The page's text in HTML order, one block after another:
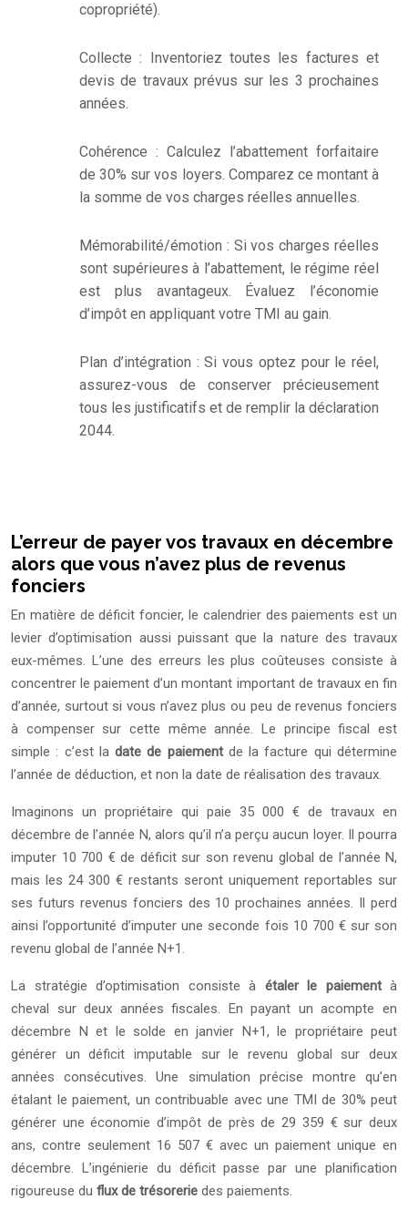
copropriété).
Collecte : Inventoriez toutes les factures et
devis de travaux prévus sur les 3 prochaines
années.
Cohérence : Calculez l’abattement forfaitaire
de 30% sur vos loyers. Comparez ce montant à
la somme de vos charges réelles annuelles.
Mémorabilité/émotion : Si vos charges réelles
sont supérieures à l’abattement, le régime réel
est plus avantageux. Évaluez l’économie
d’impôt en appliquant votre TMI au gain.
Plan d’intégration : Si vous optez pour le réel,
assurez-vous de conserver précieusement
tous les justificatifs et de remplir la déclaration
2044.
L’erreur de payer vos travaux en décembre
alors que vous n’avez plus de revenus
fonciers
En matière de déficit foncier, le calendrier des paiements est un
levier d’optimisation aussi puissant que la nature des travaux
eux-mêmes. L’une des erreurs les plus coûteuses consiste à
concentrer le paiement d’un montant important de travaux en fin
d’année, surtout si vous n’avez plus ou peu de revenus fonciers
à compenser sur cette même année. Le principe fiscal est
simple : c’est ladate de paiementde la facture qui détermine
l’année de déduction, et non la date de réalisation des travaux.
Imaginons un propriétaire qui paie 35 000 € de travaux en
décembre de l’année N, alors qu’il n’a perçu aucun loyer. Il pourra
imputer 10 700 € de déficit sur son revenu global de l’année N,
mais les 24 300 € restants seront uniquement reportables sur
ses futurs revenus fonciers des 10 prochaines années. Il perd
ainsi l’opportunité d’imputer une seconde fois 10 700 € sur son
revenu global de l’année N+1.
La stratégie d’optimisation consiste à étaler le paiementà
cheval sur deux années fiscales. En payant un acompte en
décembre N et le solde en janvier N+1, le propriétaire peut
générer un déficit imputable sur le revenu global sur deux
années consécutives. Une simulation précise montre qu’en
étalant le paiement, un contribuable avec une TMI de 30% peut
générer une économie d’impôt de près de 29 359 € sur deux
ans, contre seulement 16 507 € avec un paiement unique en
décembre. L’ingénierie du déficit passe par une planification
rigoureuse du flux de trésorerie des paiements.